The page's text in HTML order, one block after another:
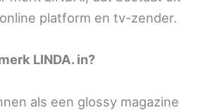
platform en tv-zender.
LINDA. in?
als een glossy magazine